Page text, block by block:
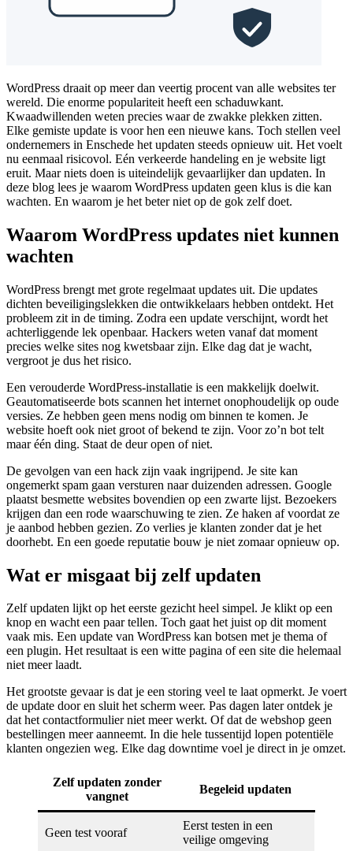
WordPress draait op meer dan veertig procent van alle websites ter
wereld. Die enorme populariteit heeft een schaduwkant.
Kwaadwillenden weten precies waar de zwakke plekken zitten.
Elke gemiste update is voor hen een nieuwe kans. Toch stellen veel
ondernemers in Enschede het updaten steeds opnieuw uit. Het voelt
nu eenmaal risicovol. Eén verkeerde handeling en je website ligt
eruit. Maar niets doen is uiteindelijk gevaarlijker dan updaten. In
deze blog lees je waarom WordPress updaten geen klus is die kan
wachten. En waarom je het beter niet op de gok zelf doet.
Waarom WordPress updates niet kunnen
wachten
WordPress brengt met grote regelmaat updates uit. Die updates
dichten beveiligingslekken die ontwikkelaars hebben ontdekt. Het
probleem zit in de timing. Zodra een update verschijnt, wordt het
achterliggende lek openbaar. Hackers weten vanaf dat moment
precies welke sites nog kwetsbaar zijn. Elke dag dat je wacht,
vergroot je dus het risico.
Een verouderde WordPress-installatie is een makkelijk doelwit.
Geautomatiseerde bots scannen het internet onophoudelijk op oude
versies. Ze hebben geen mens nodig om binnen te komen. Je
website hoeft ook niet groot of bekend te zijn. Voor zo’n bot telt
maar één ding. Staat de deur open of niet.
De gevolgen van een hack zijn vaak ingrijpend. Je site kan
ongemerkt spam gaan versturen naar duizenden adressen. Google
plaatst besmette websites bovendien op een zwarte lijst. Bezoekers
krijgen dan een rode waarschuwing te zien. Ze haken af voordat ze
je aanbod hebben gezien. Zo verlies je klanten zonder dat je het
doorhebt. En een goede reputatie bouw je niet zomaar opnieuw op.
Wat er misgaat bij zelf updaten
Zelf updaten lijkt op het eerste gezicht heel simpel. Je klikt op een
knop en wacht een paar tellen. Toch gaat het juist op dit moment
vaak mis. Een update van WordPress kan botsen met je thema of
een plugin. Het resultaat is een witte pagina of een site die helemaal
niet meer laadt.
Het grootste gevaar is dat je een storing veel te laat opmerkt. Je voert
de update door en sluit het scherm weer. Pas dagen later ontdek je
dat het contactformulier niet meer werkt. Of dat de webshop geen
bestellingen meer aanneemt. In die hele tussentijd lopen potentiële
klanten ongezien weg. Elke dag downtime voel je direct in je omzet.
Zelf updaten zonder
vangnet
Begeleid updaten
Geen test vooraf
Eerst testen in een
veilige omgeving